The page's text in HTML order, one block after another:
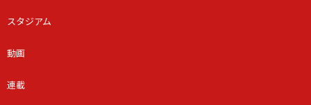
スタジアム
動画
連載